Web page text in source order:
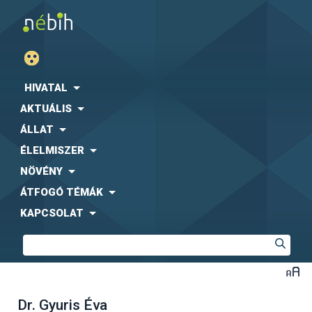
HIVATAL
AKTUÁLIS
ÁLLAT
ÉLELMISZER
NÖVÉNY
ÁTFOGÓ TÉMÁK
KAPCSOLAT
Dr. Gyuris Éva